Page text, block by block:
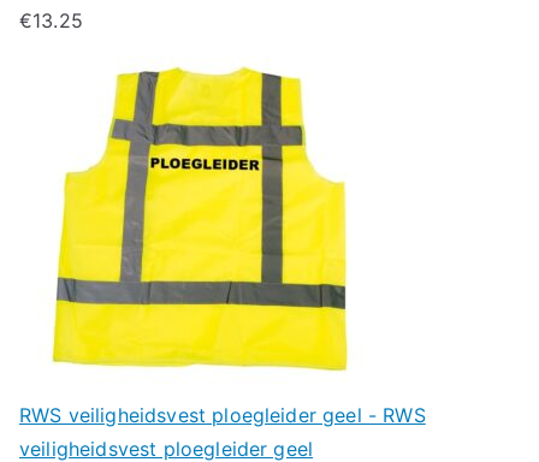
€13.25
RWS veiligheidsvest ploegleider geel - RWS
veiligheidsvest ploegleider geel